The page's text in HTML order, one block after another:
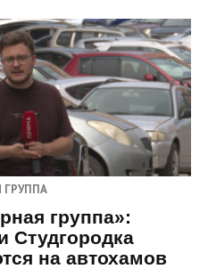
ГРУППА
группа»:
Студгородка
на автохамов